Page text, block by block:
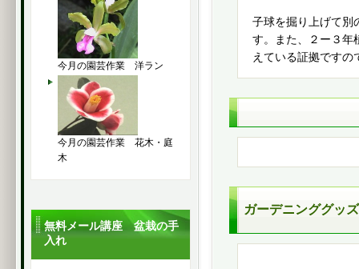
子球を掘り上げて別
す。また、２ー３年
えている証拠ですの
ガーデニンググッ
今月の園芸作業 洋ラン
今月の園芸作業 花木・庭
木
無料メール講座 盆栽の手
入れ